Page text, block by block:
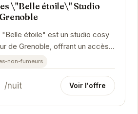
\"Belle étoile\" Studio
"Belle étoile" est un studio cosy
de Grenoble, offrant un accès
attractions de la...
non-fumeurs
/nuit Voir l'offre